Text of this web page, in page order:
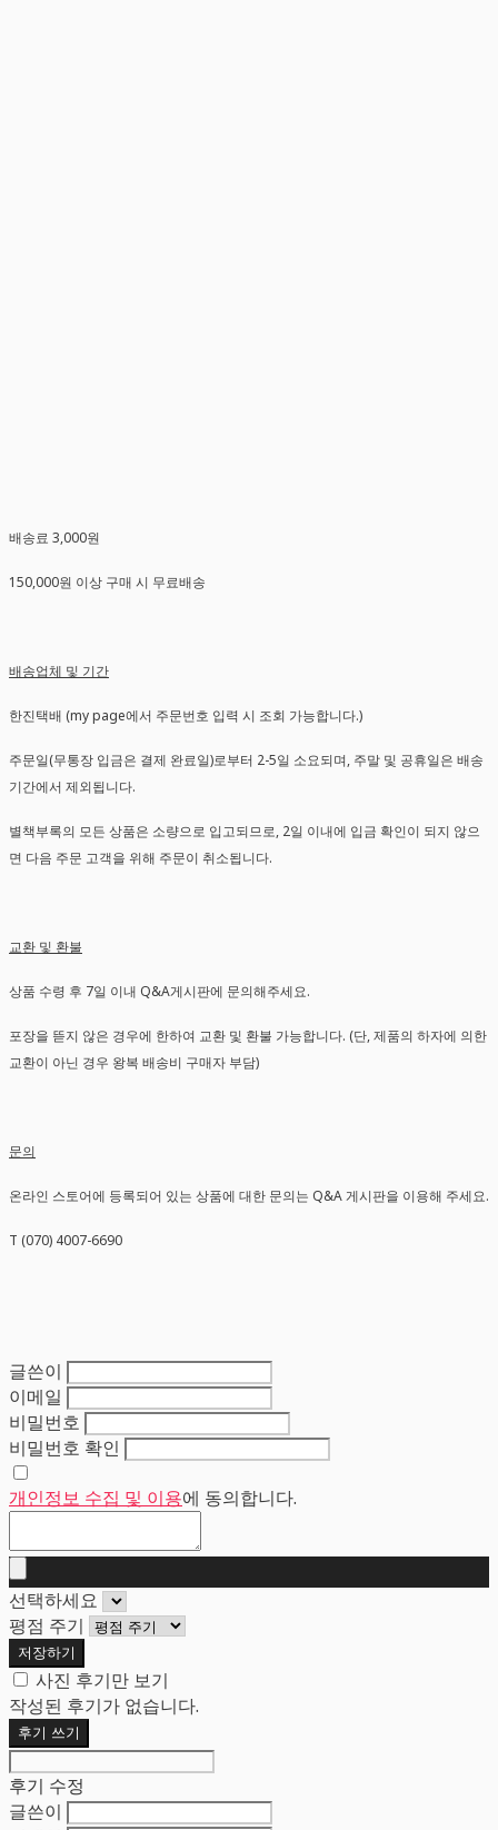
배송료 3,000원
150,000원 이상 구매 시 무료배송
배송업체 및 기간
한진택배 (my page에서 주문번호 입력 시 조회 가능합니다.)
주문일(무통장 입금은 결제 완료일)로부터 2-5일 소요되며, 주말 및 공휴일은 배송
기간에서 제외됩니다.
별책부록의 모든 상품은 소량으로 입고되므로, 2일 이내에 입금 확인이 되지 않으
면 다음 주문 고객을 위해 주문이 취소됩니다.
교환 및 환불
상품 수령 후 7일 이내 Q&A게시판에 문의해주세요.
포장을 뜯지 않은 경우에 한하여 교환 및 환불 가능합니다. (단, 제품의 하자에 의한
교환이 아닌 경우 왕복 배송비 구매자 부담)
문의
온라인 스토어에 등록되어 있는 상품에 대한 문의는 Q&A 게시판을 이용해 주세요.
T (070) 4007-6690
글쓴이
이메일
비밀번호
비밀번호 확인
개인정보 수집 및 이용에 동의합니다.
선택하세요
평점 주기
저장하기
사진 후기만 보기
작성된 후기가 없습니다.
후기 쓰기
후기 수정
글쓴이